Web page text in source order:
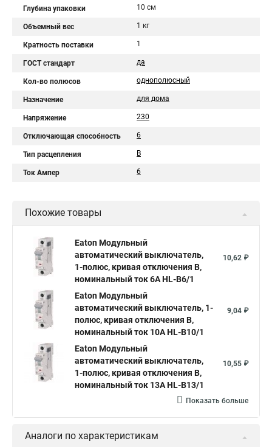
Глубина упаковки 10 см
Объемный вес 1 кг
Кратность поставки 1
ГОСТ стандарт да
Кол-во полюсов однополюсный
Назначение для дома
Напряжение 230
Отключающая способность 6
Тип расцепления B
Ток Ампер 6
Похожие товары
Eaton Модульный
автоматический выключатель,
1-полюс, кривая отключения B,
номинальный ток 6А HL-B6/1
10,62 ₽
Eaton Модульный
автоматический выключатель, 1-
полюс, кривая отключения B,
номинальный ток 10А HL-B10/1
9,04 ₽
Eaton Модульный
автоматический выключатель,
1-полюс, кривая отключения B,
номинальный ток 13А HL-B13/1
10,55 ₽
Показать больше
Аналоги по характеристикам